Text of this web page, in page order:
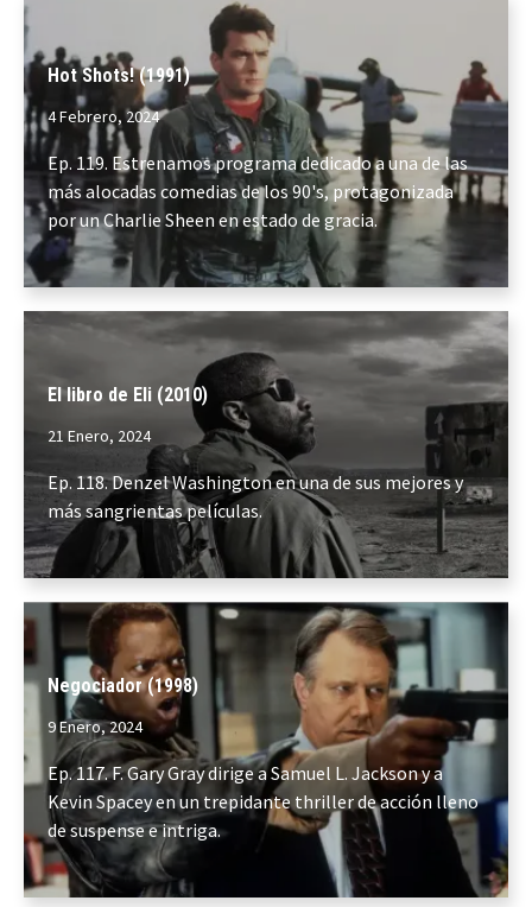
Hot Shots! (1991)
4 Febrero, 2024
Ep. 119. Estrenamos programa dedicado a una de las
más alocadas comedias de los 90's, protagonizada
por un Charlie Sheen en estado de gracia.
El libro de Eli (2010)
21 Enero, 2024
Ep. 118. Denzel Washington en una de sus mejores y
más sangrientas películas.
Negociador (1998)
9 Enero, 2024
Ep. 117. F. Gary Gray dirige a Samuel L. Jackson y a
Kevin Spacey en un trepidante thriller de acción lleno
de suspense e intriga.